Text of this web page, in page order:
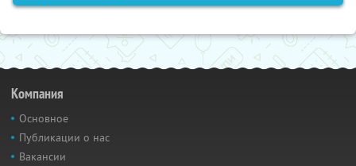
Компания
Основное
Публикации о нас
Вакансии